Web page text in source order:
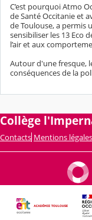
C’est pourquoi Atmo
de Santé Occitanie et
de Toulouse, a permis
sensibiliser les 13 Eco
l’air et aux
Autour d'une fresque,
conséquences de la
Collège
Contacts Mentions légales